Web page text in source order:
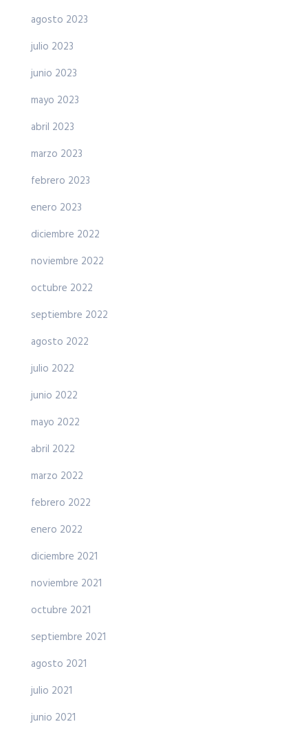
agosto 2023
julio 2023
junio 2023
mayo 2023
abril 2023
marzo 2023
febrero 2023
enero 2023
diciembre 2022
noviembre 2022
octubre 2022
septiembre 2022
agosto 2022
julio 2022
junio 2022
mayo 2022
abril 2022
marzo 2022
febrero 2022
enero 2022
diciembre 2021
noviembre 2021
octubre 2021
septiembre 2021
agosto 2021
julio 2021
junio 2021